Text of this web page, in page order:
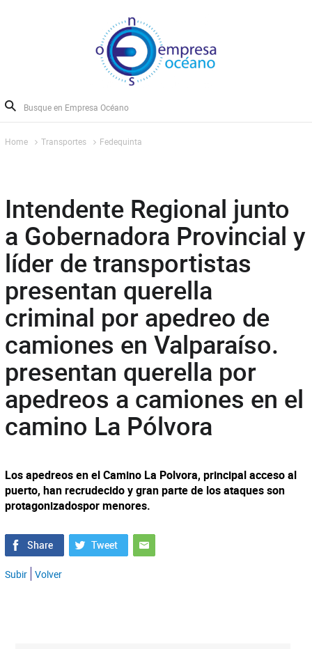
Home Transportes Fedequinta
Intendente Regional junto
a Gobernadora Provincial y
líder de transportistas
presentan querella
criminal por apedreo de
camiones en Valparaíso.
presentan querella por
apedreos a camiones en el
camino La Pólvora
Los apedreos en el Camino La Polvora, principal acceso al
puerto, han recrudecido y gran parte de los ataques son
protagonizadospor menores.
Subir Volver